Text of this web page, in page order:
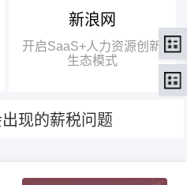
瑞方人力获得人力资源行业唯
一奖项——“2018中国互联网+人
力资源服务值得信赖品牌奖”
新浪网
开启SaaS+人力资源创新
生态模式
现的薪税问题